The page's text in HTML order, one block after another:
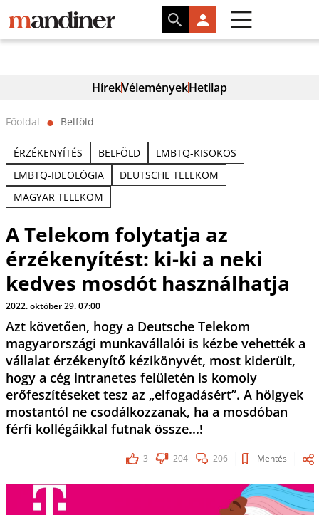
HírekVéleményekHetilap
Főoldal ⬤ Belföld
ÉRZÉKENYÍTÉS BELFÖLD
LMBTQ-KISOKOS
LMBTQ-IDEOLÓGIA
DEUTSCHE TELEKOM
MAGYAR TELEKOM
A Telekom folytatja az
érzékenyítést: ki-ki a neki
kedves mosdót használhatja
2022. október 29. 07:00
Azt követően, hogy a Deutsche Telekom
magyarországi munkavállalói is kézbe vehették a
vállalat érzékenyítő kézikönyvét, most kiderült,
hogy a cég intranetes felületén is komoly
erőfeszítéseket tesz az „elfogadásért”. A hölgyek
mostantól ne csodálkozzanak, ha a mosdóban
férfi kollégáikkal futnak össze...!
3 204 206 Mentés